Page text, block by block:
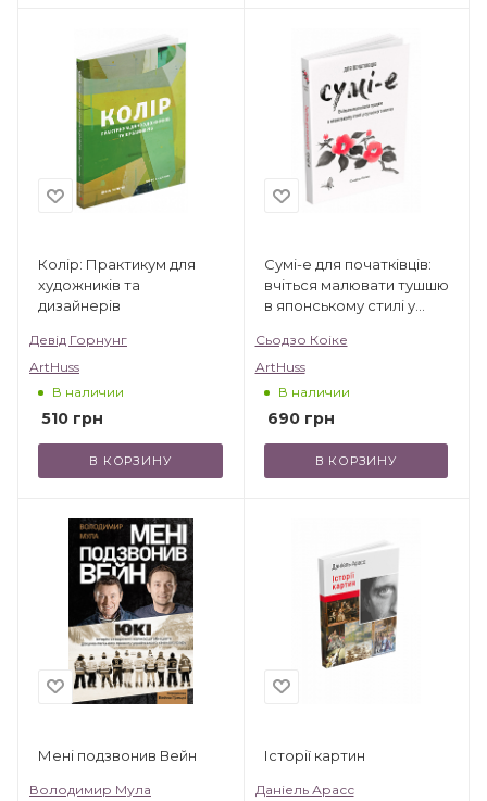
Колір: Практикум для
художників та
дизайнерів
Девід Горнунг
ArtHuss
В наличии
510 грн
В КОРЗИНУ
Сумі-е для початківців:
вчіться малювати тушшю
в японському стилі у
Сьодзо Коіке
ArtHuss
В наличии
690грн
В КОРЗИНУ
Мені подзвонив Вейн
Володимир Мула
Історії картин
Даніель Арасс